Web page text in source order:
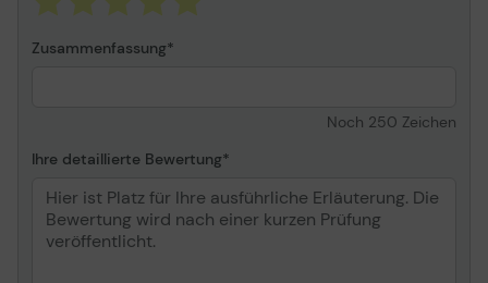
Zusammenfassung
Noch 250 Zeichen
Ihre detaillierte Bewertung